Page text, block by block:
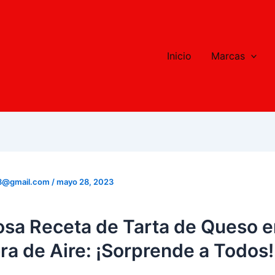
Inicio
Marcas
/mayo 28, 2023
Receta de Tarta de Queso
de Aire: ¡Sorprende a Todos!